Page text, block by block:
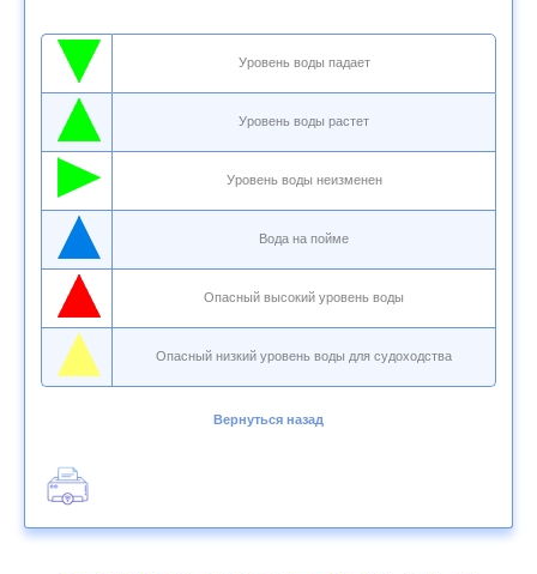
Уровень воды падает
Уровень воды растет
Уровень воды неизменен
Вода на пойме
Опасный высокий уровень воды
Опасный низкий уровень воды для судоходства
Вернуться назад